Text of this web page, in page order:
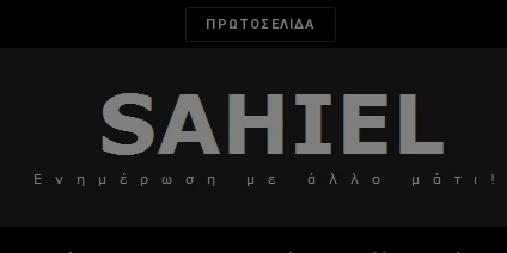
ΠΡΩΤΟΣΕΛΙΔΑ